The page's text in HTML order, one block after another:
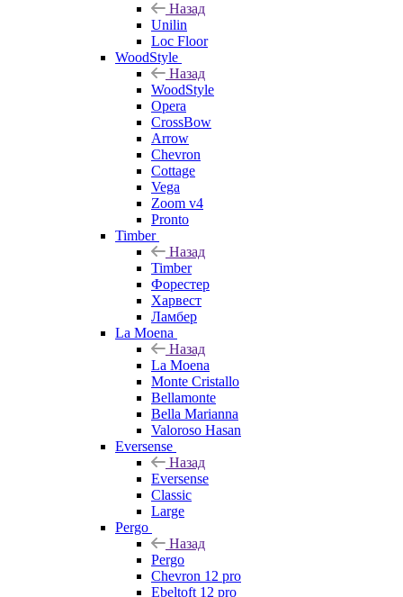
Назад
Unilin
Loc Floor
WoodStyle
Назад
WoodStyle
Opera
CrossBow
Arrow
Chevron
Cottage
Vega
Zoom v4
Pronto
Timber
Назад
Timber
Форестер
Харвест
Ламбер
La Moena
Назад
La Moena
Monte Cristallo
Bellamonte
Bella Marianna
Valoroso Hasan
Eversense
Назад
Eversense
Classic
Large
Pergo
Назад
Pergo
Chevron 12 pro
Ebeltoft 12 pro